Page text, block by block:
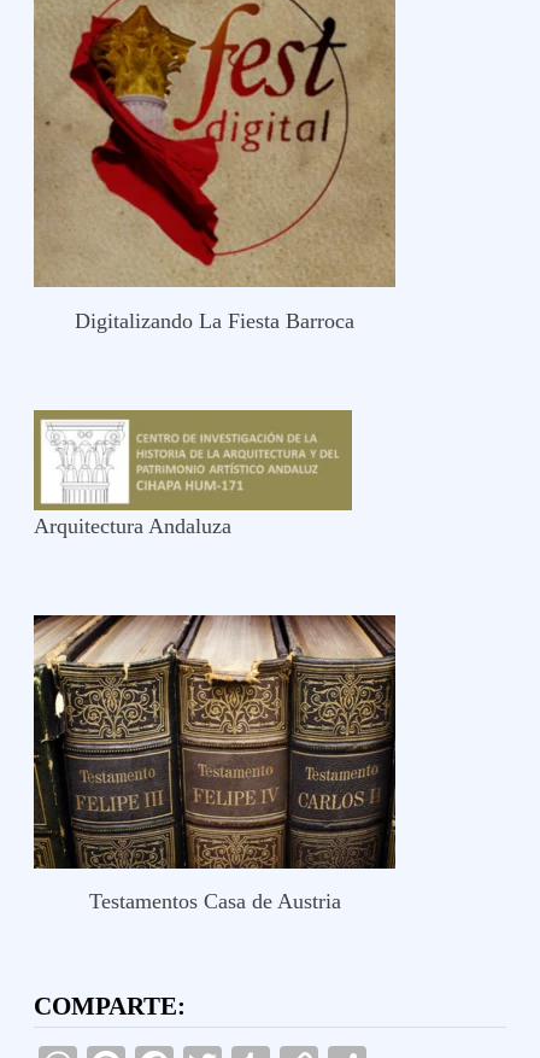
Digitalizando La Fiesta Barroca
Arquitectura Andaluza
Testamentos Casa de Austria
COMPARTE: